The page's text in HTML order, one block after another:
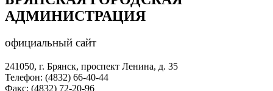
АДМИНИСТРАЦИЯ
официальный сайт
241050, г. Брянск, проспект Ленина, д. 35
Телефон: (4832) 66-40-44
Факс: (4832) 72-20-96